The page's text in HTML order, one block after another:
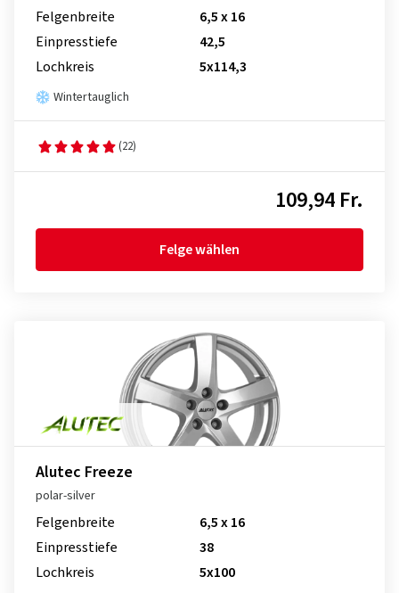
Felgenbreite
6,5 x 16
Einpresstiefe
42,5
Lochkreis
5x114,3
Wintertauglich
(22)
109,94 Fr.
Felge wählen
Alutec Freeze
polar-silver
Felgenbreite
6,5 x 16
Einpresstiefe
38
Lochkreis
5x100